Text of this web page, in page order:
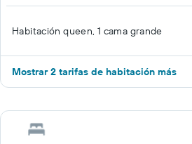
Habitación queen, 1 cama grande
Mostrar 2 tarifas de habitación más